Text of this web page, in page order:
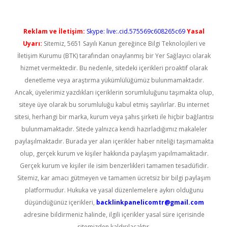
Reklam ve İletişim: Skype: live:.cid.575569c608265c69Yasal
Uyarı: Sitemiz, 5651 Sayılı Kanun gereğince Bilgi Teknolojileri ve
İletişim Kurumu (BTK) tarafından onaylanmış bir Yer Sağlayıcı olarak
hizmet vermektedir. Bu nedenle, sitedeki içerikleri proaktif olarak
denetleme veya araştırma yükümlülüğümüz bulunmamaktadır.
Ancak, üyelerimiz yazdıkları içeriklerin sorumluluğunu taşımakta olup,
siteye üye olarak bu sorumluluğu kabul etmiş sayılırlar. Bu internet
sitesi, herhangi bir marka, kurum veya şahıs şirketi ile hiçbir bağlantısı
bulunmamaktadır. Sitede yalnızca kendi hazırladığımız makaleler
paylaşılmaktadır. Burada yer alan içerikler haber niteliği taşımamakta
olup, gerçek kurum ve kişiler hakkında paylaşım yapılmamaktadır.
Gerçek kurum ve kişiler ile isim benzerlikleri tamamen tesadüfidir.
Sitemiz, kar amacı gütmeyen ve tamamen ücretsiz bir bilgi paylaşım
platformudur. Hukuka ve yasal düzenlemelere aykırı olduğunu
düşündüğünüz içerikleri, backlinkpanelicomtr@gmail.com
adresine bildirmeniz halinde, ilgili içerikler yasal süre içerisinde